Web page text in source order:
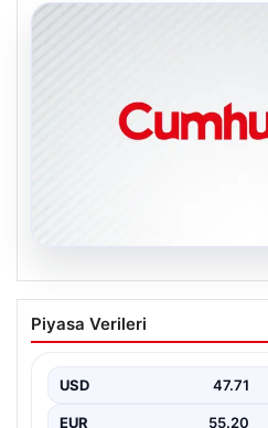
Galatasaray açıkladı:
hesaplarına suç
Hukuki Adım Attı”, “content”:
Piyasa Verileri
USD 47.71
EUR 55.20